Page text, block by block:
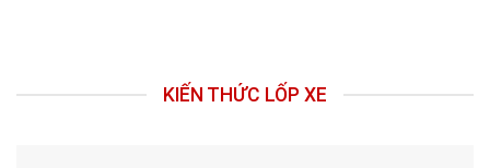
KIẾN THỨC LỐP XE